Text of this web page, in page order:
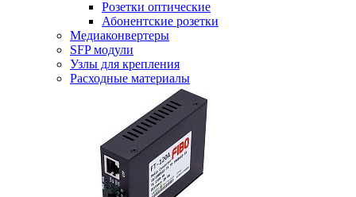
Розетки оптические
Абонентские розетки
Медиаконвертеры
SFP модули
Узлы для крепления
Расходные материалы